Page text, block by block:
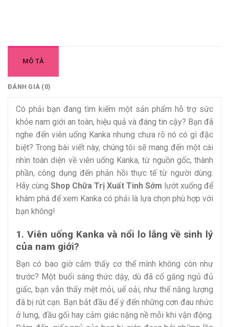
MÔ TẢ
ĐÁNH GIÁ (0)
Có phải bạn đang tìm kiếm một sản phẩm hỗ trợ sức
khỏe nam giới an toàn, hiệu quả và đáng tin cậy? Bạn đã
nghe đến viên uống Kanka nhưng chưa rõ nó có gì đặc
biệt? Trong bài viết này, chúng tôi sẽ mang đến một cái
nhìn toàn diện về viên uống Kanka, từ nguồn gốc, thành
phần, công dụng đến phản hồi thực tế từ người dùng.
Hãy cùng Shop Chữa Trị Xuất Tinh Sớm lướt xuống để
khám phá để xem Kanka có phải là lựa chọn phù hợp với
bạn không!
1. Viên uống Kanka và nổi lo lắng về sinh lý
của nam giới?
Bạn có bao giờ cảm thấy cơ thể mình không còn như
trước? Một buổi sáng thức dậy, dù đã cố gắng ngủ đủ
giấc, bạn vẫn thấy mệt mỏi, uể oải, như thể năng lượng
đã bị rút cạn. Bạn bắt đầu để ý đến những cơn đau nhức
ở lưng, đầu gối hay cảm giác nặng nề mỗi khi vận động.